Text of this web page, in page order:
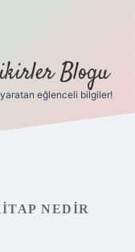
Blogu
eğlenceli bilgiler!
NEDIR